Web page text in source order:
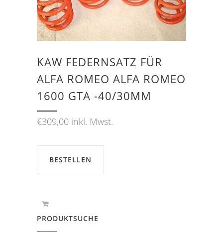
KAW FEDERNSATZ FÜR
ALFA ROMEO ALFA ROMEO
1600 GTA -40/30MM
€309,00 inkl. Mwst.
BESTELLEN
PRODUKTSUCHE